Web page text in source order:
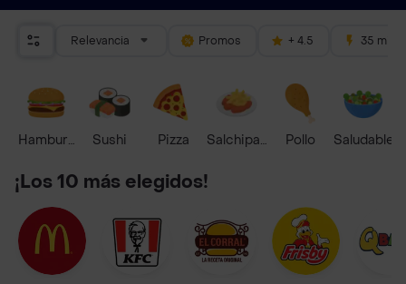
Relevancia Promos + 4.5 35 mins
HamburguesaSushi Pizza Salchipapas Pollo Saludable
¡Los 10 más elegidos!